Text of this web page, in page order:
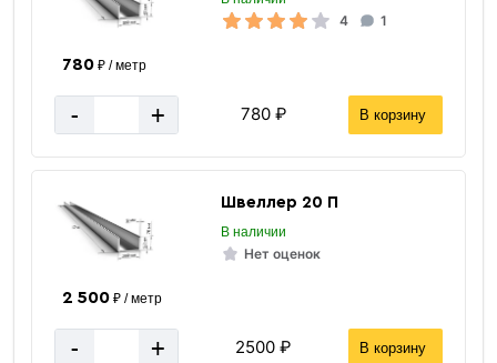
4 1
780₽ / метр
- + 780 ₽ В корзину
Швеллер 20 П
В наличии
Нет оценок
2 500₽ / метр
- + 2500 ₽ В корзину